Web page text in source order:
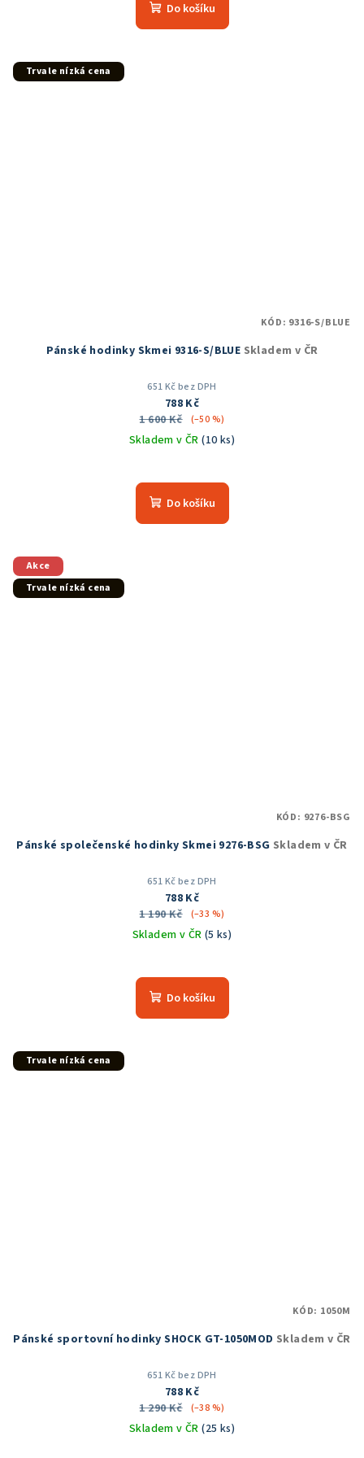
Do košíku
Trvale nízká cena
Pánské hodinky Skmei 9316-S/BLUE Skladem v ČR
651 Kč bez DPH
788 Kč
1 600 Kč
(–50 %)
Skladem v ČR(10 ks)
Do košíku
KÓD: 9316-S/BLUE
Akce
Trvale nízká cena
Pánské společenské hodinky Skmei 9276-BSG Skladem v ČR
651 Kč bez DPH
788 Kč
1 190 Kč
(–33 %)
Skladem v ČR (5 ks)
hodnocení
produktu
Do košíku
KÓD: 9276-BSG
Trvale nízká cena
Pánské sportovní hodinky SHOCK GT-1050MOD Skladem v ČR
651 Kč bez DPH
788 Kč
1 290 Kč
(–38 %)
Skladem v ČR(25 ks)
KÓD: 1050M